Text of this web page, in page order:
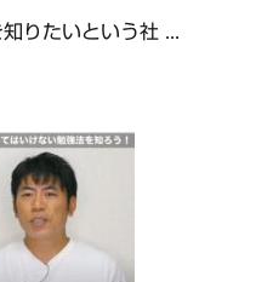
りたいという社 ...